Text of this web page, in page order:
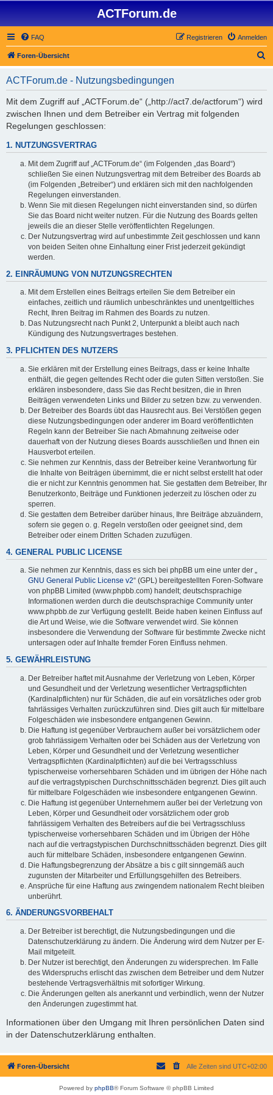
ACTForum.de
FAQ Anmelden
Registrieren
Foren-Übersicht
ACTForum.de - Nutzungsbedingungen
Mit dem Zugriff auf „ACTForum.de“ („http://act7.de/actforum“) wird
zwischen Ihnen und dem Betreiber ein Vertrag mit folgenden
Regelungen geschlossen:
1. NUTZUNGSVERTRAG
Mit dem Zugriff auf „ACTForum.de“ (im Folgenden „das Board“)
schließen Sie einen Nutzungsvertrag mit dem Betreiber des Boards ab
(im Folgenden „Betreiber“) und erklären sich mit den nachfolgenden
Regelungen einverstanden.
Wenn Sie mit diesen Regelungen nicht einverstanden sind, so dürfen
Sie das Board nicht weiter nutzen. Für die Nutzung des Boards gelten
jeweils die an dieser Stelle veröffentlichten Regelungen.
Der Nutzungsvertrag wird auf unbestimmte Zeit geschlossen und kann
von beiden Seiten ohne Einhaltung einer Frist jederzeit gekündigt
werden.
2. EINRÄUMUNG VON NUTZUNGSRECHTEN
Mit dem Erstellen eines Beitrags erteilen Sie dem Betreiber ein
einfaches, zeitlich und räumlich unbeschränktes und unentgeltliches
Recht, Ihren Beitrag im Rahmen des Boards zu nutzen.
Das Nutzungsrecht nach Punkt 2, Unterpunkt a bleibt auch nach
Kündigung des Nutzungsvertrages bestehen.
3. PFLICHTEN DES NUTZERS
Sie erklären mit der Erstellung eines Beitrags, dass er keine Inhalte
enthält, die gegen geltendes Recht oder die guten Sitten verstoßen. Sie
erklären insbesondere, dass Sie das Recht besitzen, die in Ihren
Beiträgen verwendeten Links und Bilder zu setzen bzw. zu verwenden.
Der Betreiber des Boards übt das Hausrecht aus. Bei Verstößen gegen
diese Nutzungsbedingungen oder anderer im Board veröffentlichten
Regeln kann der Betreiber Sie nach Abmahnung zeitweise oder
dauerhaft von der Nutzung dieses Boards ausschließen und Ihnen ein
Hausverbot erteilen.
Sie nehmen zur Kenntnis, dass der Betreiber keine Verantwortung für
die Inhalte von Beiträgen übernimmt, die er nicht selbst erstellt hat oder
die er nicht zur Kenntnis genommen hat. Sie gestatten dem Betreiber, Ihr
Benutzerkonto, Beiträge und Funktionen jederzeit zu löschen oder zu
sperren.
Sie gestatten dem Betreiber darüber hinaus, Ihre Beiträge abzuändern,
sofern sie gegen o. g. Regeln verstoßen oder geeignet sind, dem
Betreiber oder einem Dritten Schaden zuzufügen.
4. GENERAL PUBLIC LICENSE
Sie nehmen zur Kenntnis, dass es sich bei phpBB um eine unter der „
GNU General Public License v2“ (GPL) bereitgestellten Foren-Software
von phpBB Limited (www.phpbb.com) handelt; deutschsprachige
Informationen werden durch die deutschsprachige Community unter
www.phpbb.de zur Verfügung gestellt. Beide haben keinen Einfluss auf
die Art und Weise, wie die Software verwendet wird. Sie können
insbesondere die Verwendung der Software für bestimmte Zwecke nicht
untersagen oder auf Inhalte fremder Foren Einfluss nehmen.
5. GEWÄHRLEISTUNG
Der Betreiber haftet mit Ausnahme der Verletzung von Leben, Körper
und Gesundheit und der Verletzung wesentlicher Vertragspflichten
(Kardinalpflichten) nur für Schäden, die auf ein vorsätzliches oder grob
fahrlässiges Verhalten zurückzuführen sind. Dies gilt auch für mittelbare
Folgeschäden wie insbesondere entgangenen Gewinn.
Die Haftung ist gegenüber Verbrauchern außer bei vorsätzlichem oder
grob fahrlässigem Verhalten oder bei Schäden aus der Verletzung von
Leben, Körper und Gesundheit und der Verletzung wesentlicher
Vertragspflichten (Kardinalpflichten) auf die bei Vertragsschluss
typischerweise vorhersehbaren Schäden und im übrigen der Höhe nach
auf die vertragstypischen Durchschnittsschäden begrenzt. Dies gilt auch
für mittelbare Folgeschäden wie insbesondere entgangenen Gewinn.
Die Haftung ist gegenüber Unternehmern außer bei der Verletzung von
Leben, Körper und Gesundheit oder vorsätzlichem oder grob
fahrlässigem Verhalten des Betreibers auf die bei Vertragsschluss
typischerweise vorhersehbaren Schäden und im Übrigen der Höhe
nach auf die vertragstypischen Durchschnittsschäden begrenzt. Dies gilt
auch für mittelbare Schäden, insbesondere entgangenen Gewinn.
Die Haftungsbegrenzung der Absätze a bis c gilt sinngemäß auch
zugunsten der Mitarbeiter und Erfüllungsgehilfen des Betreibers.
Ansprüche für eine Haftung aus zwingendem nationalem Recht bleiben
unberührt.
6. ÄNDERUNGSVORBEHALT
Der Betreiber ist berechtigt, die Nutzungsbedingungen und die
Datenschutzerklärung zu ändern. Die Änderung wird dem Nutzer per E-
Mail mitgeteilt.
Der Nutzer ist berechtigt, den Änderungen zu widersprechen. Im Falle
des Widerspruchs erlischt das zwischen dem Betreiber und dem Nutzer
bestehende Vertragsverhältnis mit sofortiger Wirkung.
Die Änderungen gelten als anerkannt und verbindlich, wenn der Nutzer
den Änderungen zugestimmt hat.
Informationen über den Umgang mit Ihren persönlichen Daten sind
in der Datenschutzerklärung enthalten.
Foren-Übersicht Alle Zeiten sind UTC+02:00
Powered by phpBB® Forum Software © phpBB Limited